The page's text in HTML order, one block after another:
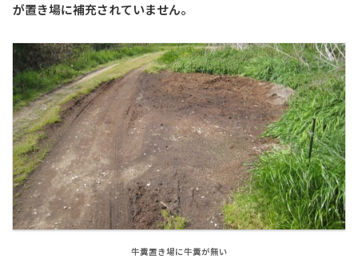
が置き場に補充されていません。
牛糞置き場に牛糞が無い